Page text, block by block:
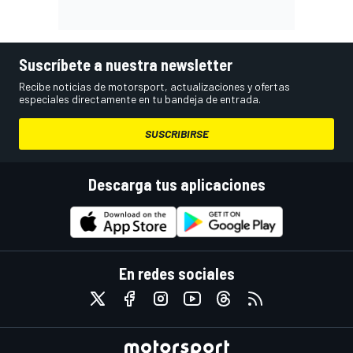
Suscríbete a nuestra newsletter
Recibe noticias de motorsport, actualizaciones y ofertas
especiales directamente en tu bandeja de entrada.
SUSCRIBIRSE
Descarga tus aplicaciones
En redes sociales